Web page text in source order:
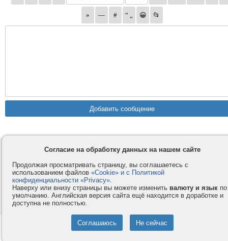
Контакты
Компания
Privacy и Cookie
Правила и условия
Услуги
Как оплатить
Помощь
Форумы
© 2008-2026VMESTE.EU - Все права защищены.
Согласие на обработку данных на нашем сайте
Продолжая просматривать страницу, вы соглашаетесь с
использованием файлов «Cookie» и с Политикой
конфиденциальности «Privacy».
Наверху или внизу страницы вы можете изменить валюту и язык по
умолчанию. Английская версия сайта ещё находится в доработке и
доступна не полностью.